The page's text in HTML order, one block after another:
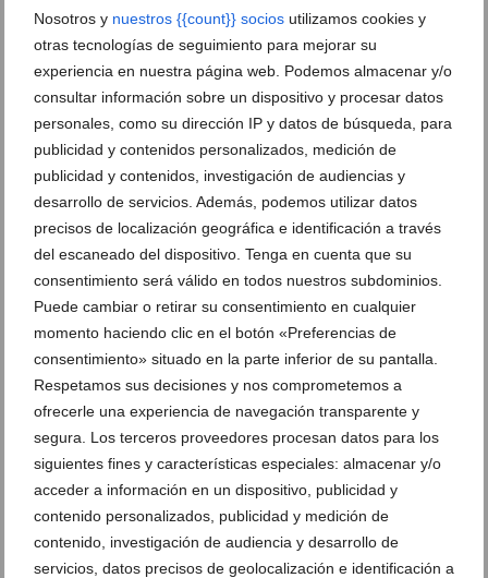
Nosotros y nuestros {{count}} socios utilizamos cookies y
otras tecnologías de seguimiento para mejorar su
experiencia en nuestra página web. Podemos almacenar y/o
consultar información sobre un dispositivo y procesar datos
personales, como su dirección IP y datos de búsqueda, para
publicidad y contenidos personalizados, medición de
publicidad y contenidos, investigación de audiencias y
desarrollo de servicios. Además, podemos utilizar datos
precisos de localización geográfica e identificación a través
del escaneado del dispositivo. Tenga en cuenta que su
consentimiento será válido en todos nuestros subdominios.
Puede cambiar o retirar su consentimiento en cualquier
momento haciendo clic en el botón «Preferencias de
consentimiento» situado en la parte inferior de su pantalla.
Respetamos sus decisiones y nos comprometemos a
ofrecerle una experiencia de navegación transparente y
segura. Los terceros proveedores procesan datos para los
siguientes fines y características especiales: almacenar y/o
acceder a información en un dispositivo, publicidad y
contenido personalizados, publicidad y medición de
contenido, investigación de audiencia y desarrollo de
servicios, datos precisos de geolocalización e identificación a
C/ La Mar, 38Ver en Google Maps
96 578 10 26
678740322
theenglishinstitute.com
theenglishinstitutedenia
theenglishinstitute.denia
Más información
Deja un comentario